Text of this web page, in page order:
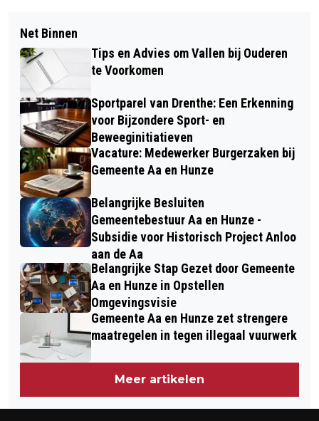
Net Binnen
Tips en Advies om Vallen bij Ouderen
te Voorkomen
Sportparel van Drenthe: Een Erkenning
voor Bijzondere Sport- en
Beweeginitiatieven
Vacature: Medewerker Burgerzaken bij
Gemeente Aa en Hunze
Belangrijke Besluiten
Gemeentebestuur Aa en Hunze -
Subsidie voor Historisch Project Anloo
aan de Aa
Belangrijke Stap Gezet door Gemeente
Aa en Hunze in Opstellen
Omgevingsvisie
Gemeente Aa en Hunze zet strengere
maatregelen in tegen illegaal vuurwerk
Meer artikelen